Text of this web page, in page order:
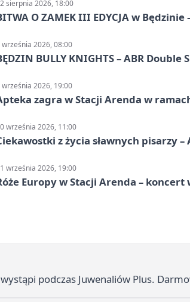
sierpnia 2026, 18:00
O ZAMEK III EDYCJA w
września 2026, 08:00
BULLY KNIGHTS – ABR Double
września 2026, 19:00
zagra w Stacji Arenda w
września 2026, 11:00
z życia sławnych pisarzy
września 2026, 19:00
Europy w Stacji Arenda –
podczas Juwenaliów Plus.